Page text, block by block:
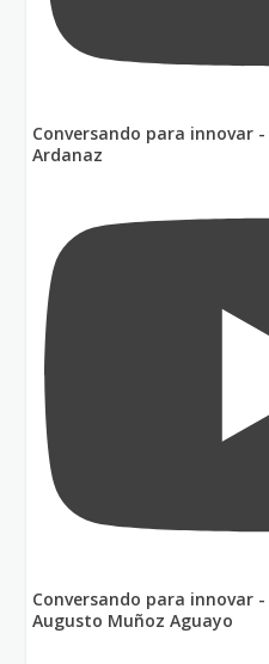
Conversando para innovar
Ardanaz
Conversando para innovar
Augusto Muñoz Aguayo